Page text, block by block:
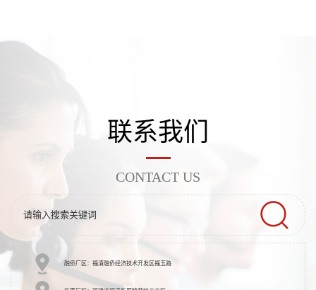
联系我们
CONTACT US
融侨厂区：福清融侨经济技术开发区福玉路